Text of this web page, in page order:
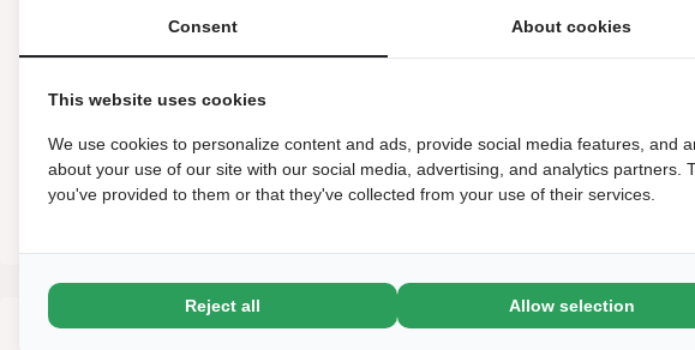
Correcte administratieve verwerking van orders, leveringen en
Het magazijn overzichtelijk houden en bijdragen aan een efficiënt
Dagelijks afstemmen met logistieke collega’s en service adviseurs
De functie is technisch en praktisch van aard. Het commerciële aspect
Consent About cookies
This website uses cookies
We use cookies to personalize content and ads, provide social media features, and
about your use of our site with our social media, advertising, and analytics partners.
you've provided to them or that they've collected from your use of their services.
Reject all Allow selection